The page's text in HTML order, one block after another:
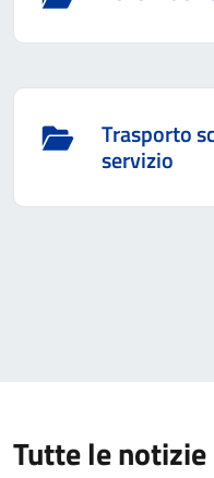
Trasporto
servizio
Tutte le notizie